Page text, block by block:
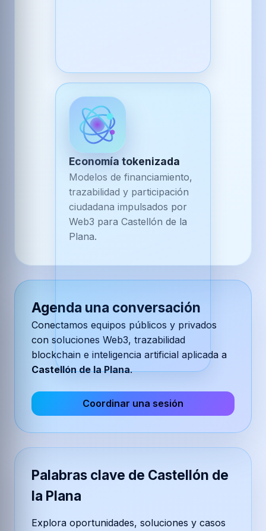
Economía tokenizada
Modelos de financiamiento,
trazabilidad y participación
ciudadana impulsados por
Web3 para Castellón de la
Plana.
Agenda una conversación
Conectamos equipos públicos y privados
con soluciones Web3, trazabilidad
blockchain e inteligencia artificial aplicada a
Castellón de la Plana.
Coordinar una sesión
Palabras clave de Castellón de
la Plana
Explora oportunidades, soluciones y casos